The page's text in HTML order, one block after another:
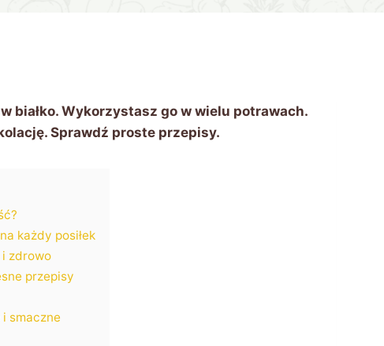
białko. Wykorzystasz go w wielu potrawach.
Sprawdź proste przepisy.
każdy posiłek
i zdrowo
przepisy
smaczne